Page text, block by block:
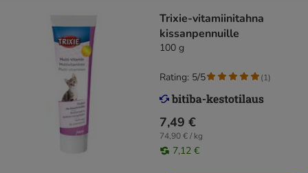
Trixie-vitamiinitahna
kissanpennuille
100 g
7,49 €
74,90 € / kg
7,12 €
Rating: 5/5 (1)